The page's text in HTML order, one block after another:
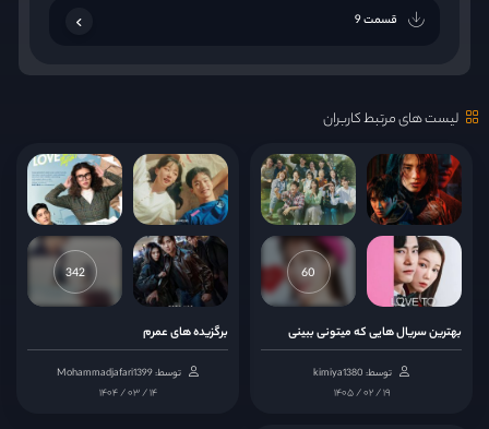
قسمت 9
قسمت 10
قسمت 12
قسمت 13
لیست های مرتبط کاربران
60
بهترین سریال هایی که میتونی ببینی
توسط: kimiya1380
۱۴۰۵ / ۰۲ / ۱۹
342
برگزیده های عمرم
توسط: Mohammadjafari1399
۱۴۰۴ / ۰۳ / ۱۴